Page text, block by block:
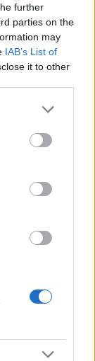
further
parties on the
may
IAB’s List of
it to other
more Google
may click to
tags to
Google
πεδία
μου σε